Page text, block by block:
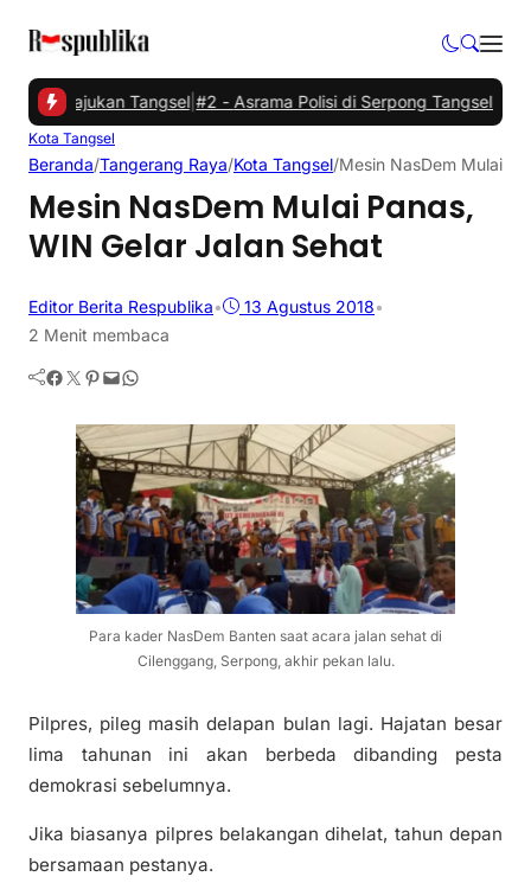
Majukan Tangsel|#2 -Asrama Polisi di Serpong Tangsel
Kota Tangsel
Beranda/Tangerang Raya/Kota Tangsel/Mesin NasDem Mulai
Mesin NasDem Mulai Panas,
WIN Gelar Jalan Sehat
Editor Berita Respublika• 13 Agustus 2018•
2 Menit membaca
Facebook Twitter Pinterest Mail WhatsApp
Para kader NasDem Banten saat acara jalan sehat di
Cilenggang, Serpong, akhir pekan lalu.
Pilpres, pileg masih delapan bulan lagi. Hajatan besar
lima tahunan ini akan berbeda dibanding pesta
demokrasi sebelumnya.
Jika biasanya pilpres belakangan dihelat, tahun depan
bersamaan pestanya.